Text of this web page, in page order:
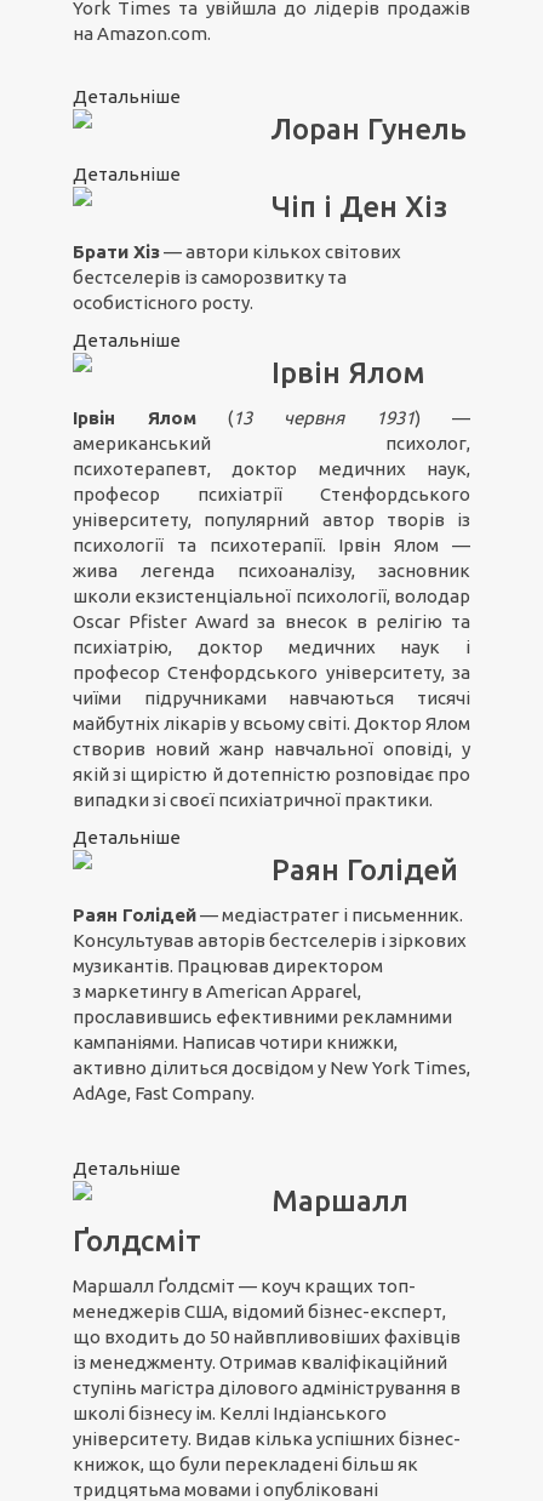
York Times та увійшла до лідерів продажів
на Amazon.com.
Детальніше
Лоран Гунель
Детальніше
Чіп і Ден Хіз
Брати Хіз— автори кількох світових
бестселерів із саморозвитку та
особистісного росту.
Детальніше
Ірвін Ялом
Ірвін Ялом (13 червня 1931) —
американський психолог,
психотерапевт, доктор медичних наук,
професор психіатрії Стенфордського
університету, популярний автор творів із
психології та психотерапії. Ірвін Ялом —
жива легенда психоаналізу, засновник
школи екзистенціальної психології, володар
Oscar Pfister Award за внесок в релігію та
психіатрію, доктор медичних наук і
професор Стенфордського університету, за
чиїми підручниками навчаються тисячі
майбутніх лікарів у всьому світі. Доктор Ялом
створив новий жанр навчальної оповіді, у
якій зі щирістю й дотепністю розповідає про
випадки зі своєї психіатричної практики.
Детальніше
Раян Голідей
Раян Голідей— медіастратег і письменник.
Консультував авторів бестселерів і зіркових
музикантів. Працював директором
з маркетингу в American Apparel,
прославившись ефективними рекламними
кампаніями. Написав чотири книжки,
активно ділиться досвідом у New York Times,
AdAge, Fast Company.
Детальніше
Маршалл
Ґолдсміт
Маршалл Ґолдсміт — коуч кращих топ-
менеджерів США, відомий бізнес-експерт,
що входить до 50 найвпливовіших фахівців
із менеджменту. Отримав кваліфікаційний
ступінь магістра ділового адміністрування в
школі бізнесу ім. Келлі Індіанського
університету. Видав кілька успішних бізнес-
книжок, що були перекладені більш як
тридцятьма мовами і опубліковані